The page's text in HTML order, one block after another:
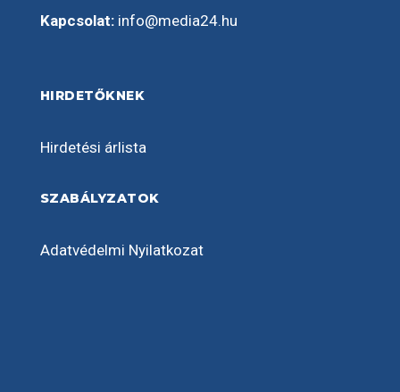
Kapcsolat: info@media24.hu
HIRDETŐKNEK
Hirdetési árlista
SZABÁLYZATOK
Adatvédelmi Nyilatkozat